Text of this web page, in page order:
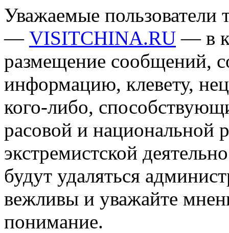
Уважаемые пользователи
— VISITCHINA.RU — в
размещение сообщений,
информацию, клевету,
кого-либо,
расовой и национальной
экстремистской
будут удаляться
вежливы и уважайте
понимание.